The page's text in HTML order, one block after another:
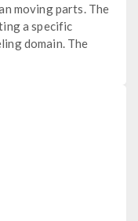
moving parts. The
a specific
domain. The